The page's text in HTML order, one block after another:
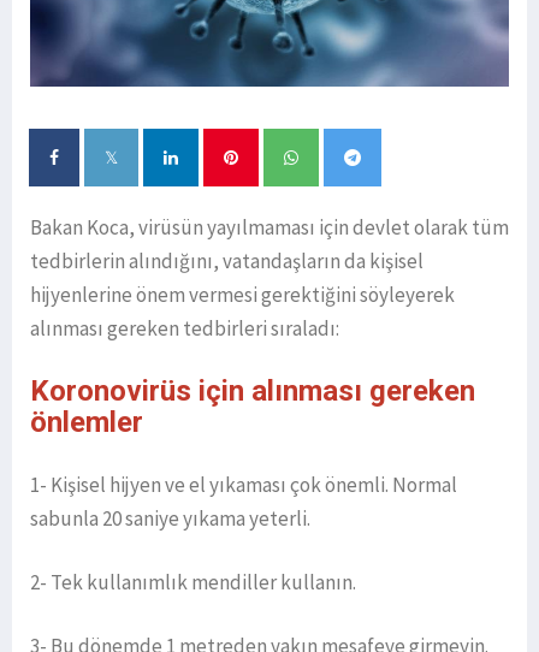
Bakan Koca, virüsün yayılmaması için devlet olarak tüm
tedbirlerin alındığını, vatandaşların da kişisel
hijyenlerine önem vermesi gerektiğini söyleyerek
alınması gereken tedbirleri sıraladı:
Koronovirüs için alınması gereken
önlemler
1- Kişisel hijyen ve el yıkaması çok önemli. Normal
sabunla 20 saniye yıkama yeterli.
2- Tek kullanımlık mendiller kullanın.
3- Bu dönemde 1 metreden yakın mesafeye girmeyin.